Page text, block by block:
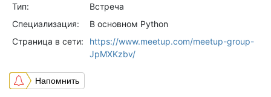
Тип:
Встреча
Специализация:
В основном Python
Страница в сети:
https://www.meetup.com/meetup-group-
JpMXKzbv/
Напомнить